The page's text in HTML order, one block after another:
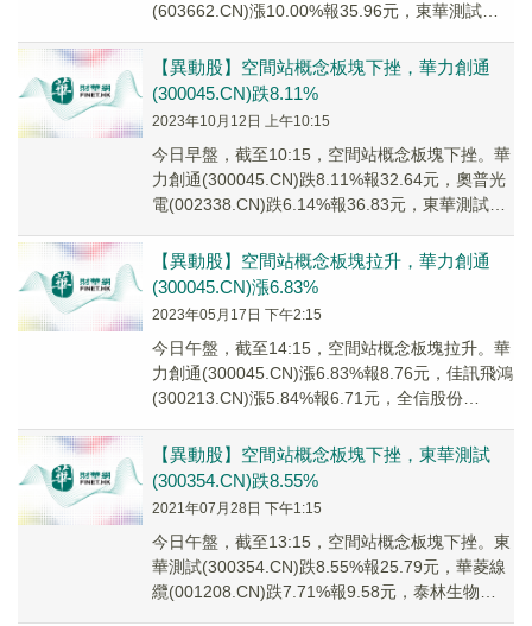
(603662.CN)漲10.00%報35.96元，東華測試
【異動股】空間站概念板塊下挫，華力創通
(300045.CN)跌8.11%
2023年10月12日 上午10:15
今日早盤，截至10:15，空間站概念板塊下挫。華
力創通(300045.CN)跌8.11%報32.64元，奧普光
電(002338.CN)跌6.14%報36.83元，東華測試
【異動股】空間站概念板塊拉升，華力創通
(300045.CN)漲6.83%
2023年05月17日 下午2:15
今日午盤，截至14:15，空間站概念板塊拉升。華
力創通(300045.CN)漲6.83%報8.76元，佳訊飛鴻
(300213.CN)漲5.84%報6.71元，全信股份
【異動股】空間站概念板塊下挫，東華測試
(300354.CN)跌8.55%
2021年07月28日 下午1:15
今日午盤，截至13:15，空間站概念板塊下挫。東
華測試(300354.CN)跌8.55%報25.79元，華菱線
纜(001208.CN)跌7.71%報9.58元，泰林生物